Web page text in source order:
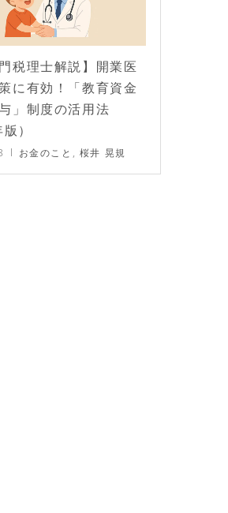
税理士解説】開業医
に有効！「教育資金
」制度の活用法
）
お金のこと , 桜井 晃規